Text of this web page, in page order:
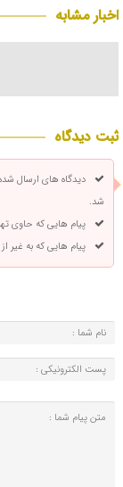
اخبار مشابه
ثبت دیدگاه
دیدگاه های ارسال
شد.
پیام هایی که حاوی
پیام هایی که به غیر